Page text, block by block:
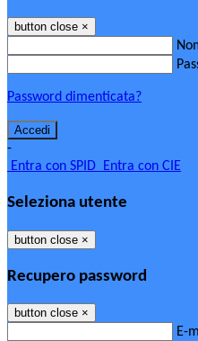
button close ×
Password dimenticata?
-
Entra con SPID Entra con CIE
Seleziona utente
button close ×
Recupero password
button close ×
E-